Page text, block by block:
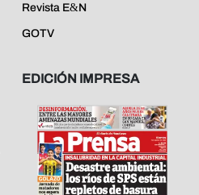
Revista E&N
GOTV
EDICIÓN IMPRESA